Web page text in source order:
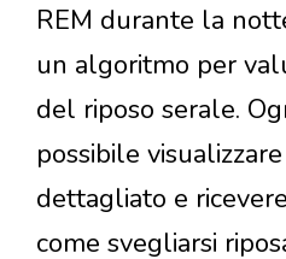
REM durante la
un algoritmo per
del riposo serale.
possibile
dettagliato e
come svegliarsi